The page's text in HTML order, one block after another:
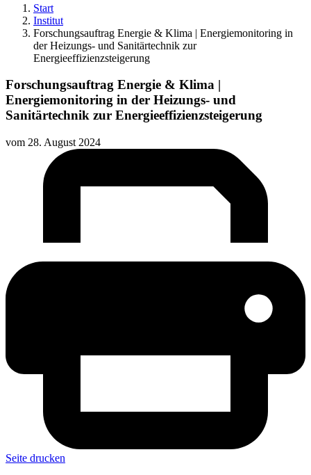
Start
Institut
Forschungsauftrag Energie & Klima | Energiemonitoring in
der Heizungs- und Sanitärtechnik zur
Energieeffizienzsteigerung
Forschungsauftrag Energie & Klima |
Energiemonitoring in der Heizungs- und
Sanitärtechnik zur Energieeffizienzsteigerung
vom 28. August 2024
Seite drucken